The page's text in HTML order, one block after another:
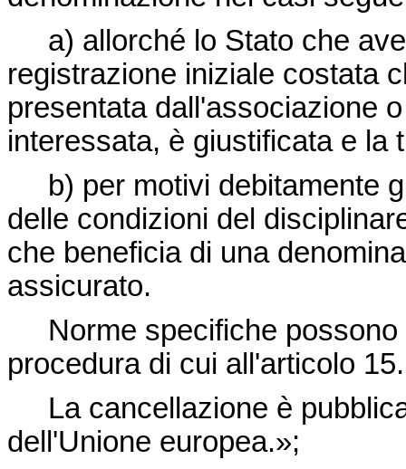
a) allorché lo Stato che
registrazione iniziale costata
presentata dall'associazione
interessata, è giustificata e la
b) per motivi debitamente
delle condizioni del
che beneficia di una
assicurato.
Norme specifiche
procedura di cui all'articolo 15.
La cancellazione è
dell'Unione europea.»;